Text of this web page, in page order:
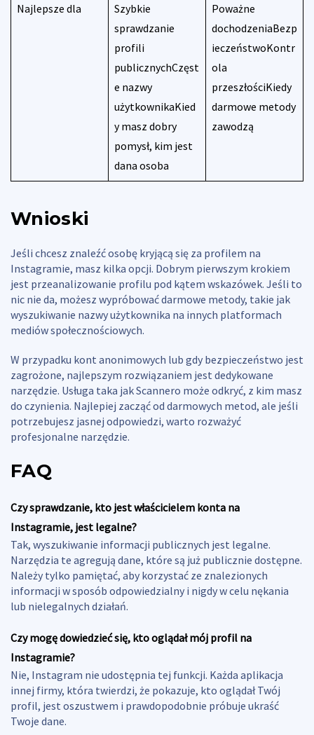
Najlepsze dla
Szybkie
sprawdzanie
profili
publicznychCzęst
e nazwy
użytkownikaKied
y masz dobry
pomysł, kim jest
dana osoba
Poważne
dochodzeniaBezp
ieczeństwoKontr
ola
przeszłościKiedy
darmowe metody
zawodzą
Wnioski
Jeśli chcesz znaleźć osobę kryjącą się za profilem na
Instagramie, masz kilka opcji. Dobrym pierwszym krokiem
jest przeanalizowanie profilu pod kątem wskazówek. Jeśli to
nic nie da, możesz wypróbować darmowe metody, takie jak
wyszukiwanie nazwy użytkownika na innych platformach
mediów społecznościowych.
W przypadku kont anonimowych lub gdy bezpieczeństwo jest
zagrożone, najlepszym rozwiązaniem jest dedykowane
narzędzie. Usługa taka jak Scannero może odkryć, z kim masz
do czynienia. Najlepiej zacząć od darmowych metod, ale jeśli
potrzebujesz jasnej odpowiedzi, warto rozważyć
profesjonalne narzędzie.
FAQ
Czy sprawdzanie, kto jest właścicielem konta na
Instagramie, jest legalne?
Tak, wyszukiwanie informacji publicznych jest legalne.
Narzędzia te agregują dane, które są już publicznie dostępne.
Należy tylko pamiętać, aby korzystać ze znalezionych
informacji w sposób odpowiedzialny i nigdy w celu nękania
lub nielegalnych działań.
Czy mogę dowiedzieć się, kto oglądał mój profil na
Instagramie?
Nie, Instagram nie udostępnia tej funkcji. Każda aplikacja
innej firmy, która twierdzi, że pokazuje, kto oglądał Twój
profil, jest oszustwem i prawdopodobnie próbuje ukraść
Twoje dane.